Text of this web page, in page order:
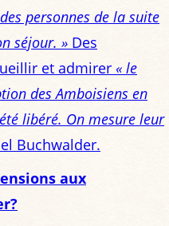
personnes de la suite
séjour. » Des
et admirer « le
des Amboisiens en
libéré. On mesure leur
Buchwalder.
aux